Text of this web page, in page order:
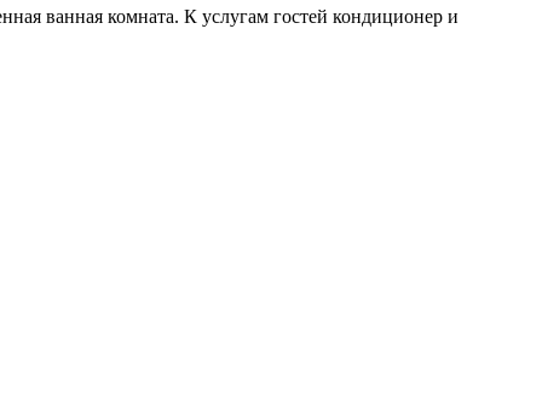
ванная комната. К услугам гостей кондиционер и